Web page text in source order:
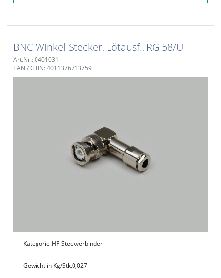
BNC-Winkel-Stecker, Lötausf., RG 58/U
Art.Nr.: 0401031
EAN / GTIN: 4011376713759
Kategorie HF-Steckverbinder
Gewicht in Kg/Stk.0,027